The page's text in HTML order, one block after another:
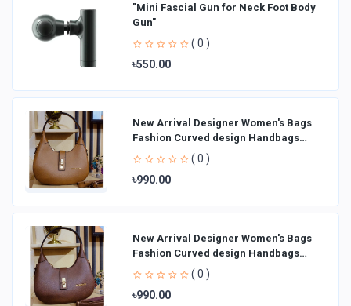
"Mini Fascial Gun for Neck Foot Body
Gun"
( 0 )
৳550.00
New Arrival Designer Women′s Bags
Fashion Curved design Handbags
Shoulder Bag La
( 0 )
৳990.00
New Arrival Designer Women′s Bags
Fashion Curved design Handbags
Shoulder Bag La
( 0 )
৳990.00